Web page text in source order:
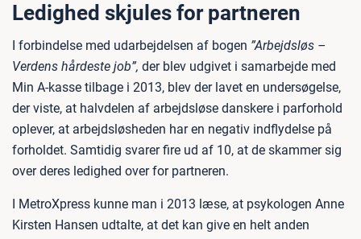
Ledighed skjules for partneren
I forbindelse med udarbejdelsen af bogen ”Arbejdsløs –
Verdens hårdeste job”, der blev udgivet i samarbejde med
Min A-kasse tilbage i 2013, blev der lavet en undersøgelse,
der viste, at halvdelen af arbejdsløse danskere i parforhold
oplever, at arbejdsløsheden har en negativ indflydelse på
forholdet. Samtidig svarer fire ud af 10, at de skammer sig
over deres ledighed over for partneren.
I MetroXpress kunne man i 2013 læse, at psykologen Anne
Kirsten Hansen udtalte, at det kan give en helt anden